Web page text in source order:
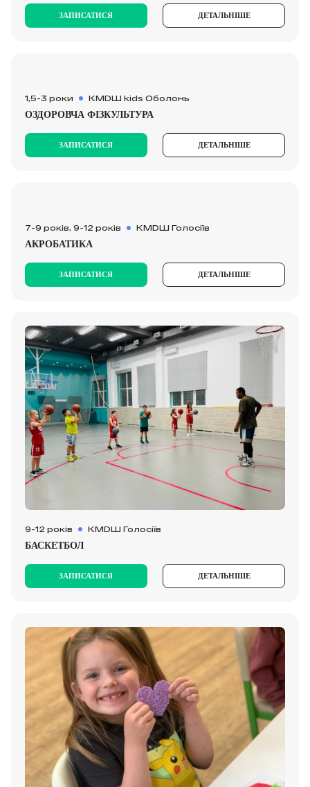
ЗАПИСАТИСЯ ДЕТАЛЬНІШЕ
1,5-3 роки KMDШ kids Оболонь
ОЗДОРОВЧА ФІЗКУЛЬТУРА
ЗАПИСАТИСЯ ДЕТАЛЬНІШЕ
7-9 років, 9-12 років КМDШ Голосіїв
АКРОБАТИКА
ЗАПИСАТИСЯ ДЕТАЛЬНІШЕ
9-12 років КМDШ Голосіїв
БАСКЕТБОЛ
ЗАПИСАТИСЯ ДЕТАЛЬНІШЕ